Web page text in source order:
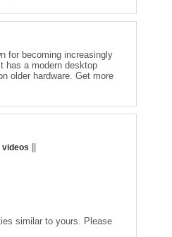
for becoming increasingly
has a modern desktop
older hardware. Get more
videos
similar to yours. Please